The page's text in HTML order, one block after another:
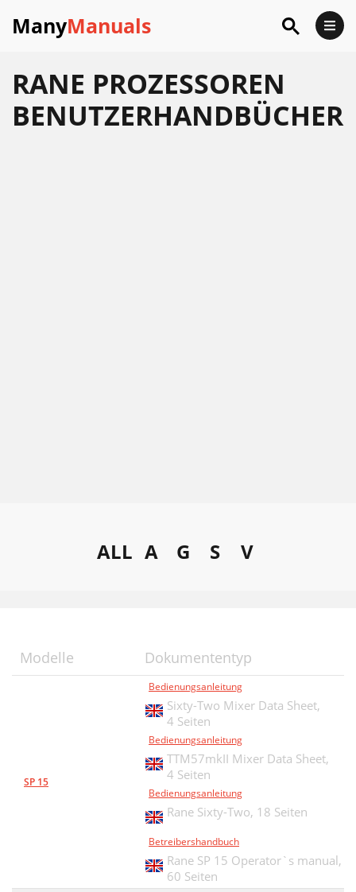
ManyManuals
RANE PROZESSOREN
BENUTZERHANDBÜCHER
ALL A G S V
Modelle Dokumententyp
SP 15
Bedienungsanleitung
Sixty-Two Mixer Data Sheet,
4 Seiten
Bedienungsanleitung
TTM57mkII Mixer Data Sheet,
4 Seiten
Bedienungsanleitung
Rane Sixty-Two, 18 Seiten
Betreibershandbuch
Rane SP 15 Operator`s manual,
60 Seiten